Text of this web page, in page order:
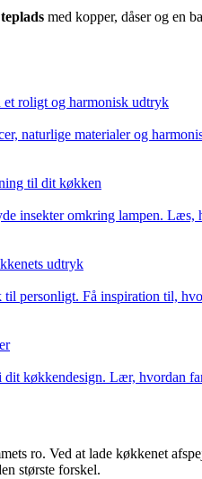
med kopper, dåser og en
et roligt og harmonisk udtryk
naturlige materialer og
til dit køkken
insekter omkring lampen.
udtryk
personligt. Få inspiration til,
køkkendesign. Lær, hvordan
ro. Ved at lade køkkenet
største forskel.